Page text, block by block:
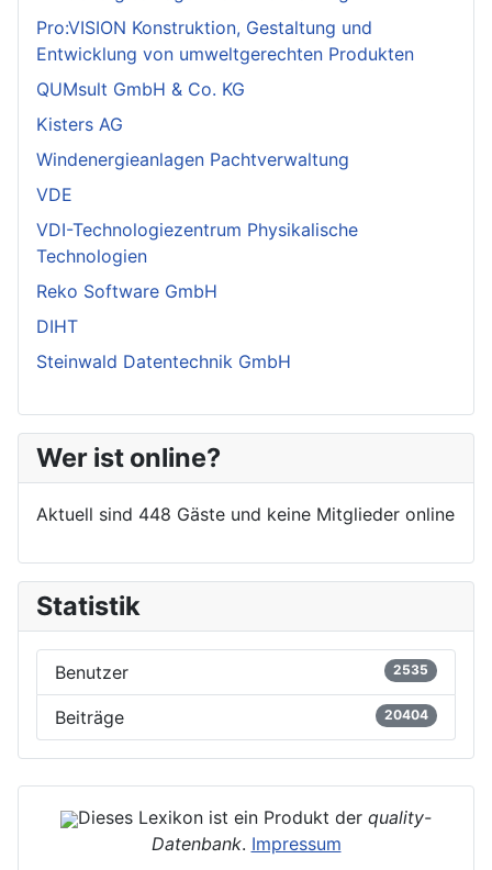
Pro:VISION Konstruktion, Gestaltung und
Entwicklung von umweltgerechten Produkten
QUMsult GmbH & Co. KG
Kisters AG
Windenergieanlagen Pachtverwaltung
VDE
VDI-Technologiezentrum Physikalische
Technologien
Reko Software GmbH
DIHT
Steinwald Datentechnik GmbH
Wer ist online?
Aktuell sind 448 Gäste und keine Mitglieder online
Statistik
Benutzer 2535
Beiträge 20404
Dieses Lexikon ist ein Produkt der quality-
Datenbank. Impressum